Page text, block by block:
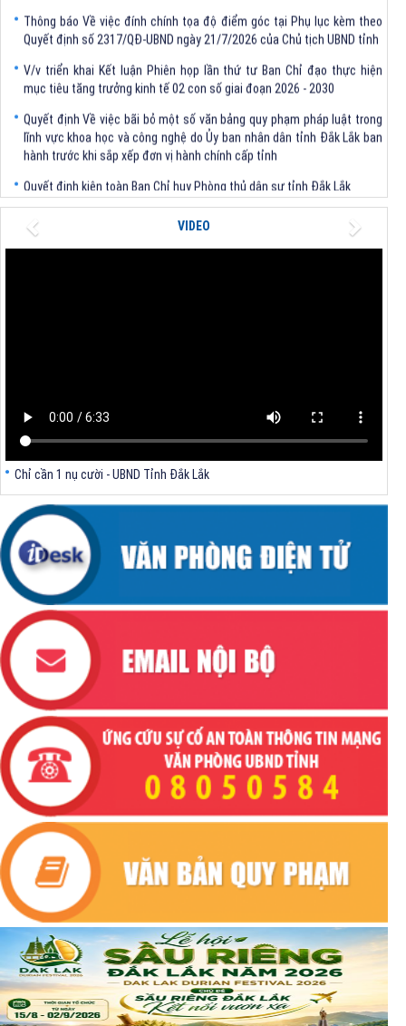
Quyết định số 2317/QĐ-UBND ngày 21/7/2026 của Chủ tịch UBND tỉnh
mục tiêu tăng trưởng kinh tế 02 con số giai đoạn 2026 - 2030
lĩnh vực khoa học và công nghệ do Ủy ban nhân dân tỉnh Đắk Lắk ban
hành trước khi sắp xếp đơn vị hành chính cấp tỉnh
Quyết định chấp thuận điều chỉnh chủ trương đầu tư dự án Xây dựng
nhà máy xử lý rác thải tại thành phố Tuy Hòa, tỉnh Phú Yên (nay là
phường Bình Kiến, tỉnh Đắk Lắk) của Công ty Cổ phần Tập đoàn công
VIDEO
Previous Next
Chỉ cần 1 nụ cười - UBND Tỉnh Đắk Lắk